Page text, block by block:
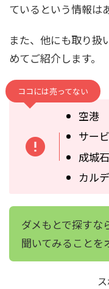
ているという情報は
また、他にも取り扱
めてご紹介します。
ココには売ってない
空港
サー
成城
カル
ダメもとで探すな
聞いてみることを